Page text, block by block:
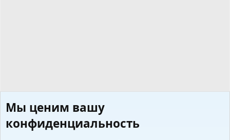
Мы ценим вашу
конфиденциальность